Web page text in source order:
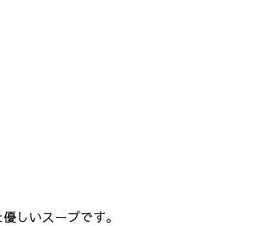
しいスープです。